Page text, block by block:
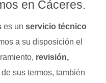
en Cáceres.
es un servicio técnico
a su disposición el
revisión,
de sus termos, también